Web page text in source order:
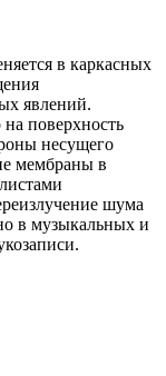
в каркасных
явлений.
поверхность
несущего
мембраны в
шума
в музыкальных и